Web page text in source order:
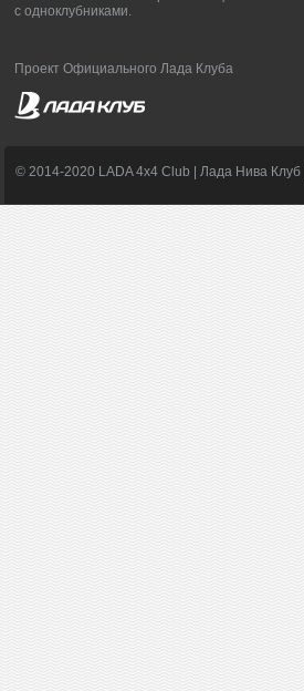
с одноклубниками.
Проект Официального Лада Клуба
© 2014-2020 LADA 4x4 Club | Лада Нива Клуб |